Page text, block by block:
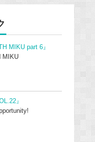
MIKU part 6』
MIKU
』